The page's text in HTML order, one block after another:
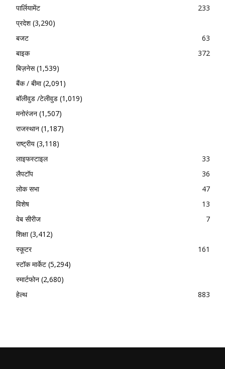
पार्लियामेंट
233
प्रदेश(3,290)
बजट
63
बाइक
372
बिज़नेस(1,539)
बैंक / बीमा(2,091)
बॉलीवुड /टेलीवुड (1,019)
मनोरंजन (1,507)
राजस्थान (1,187)
राष्ट्रीय (3,118)
लाइफस्टाइल
33
लैपटॉप
36
लोक सभा
47
विशेष
13
वेब सीरीज
7
शिक्षा(3,412)
स्कूटर
161
स्टॉक मार्केट (5,294)
स्मार्टफोन (2,680)
हेल्थ
883